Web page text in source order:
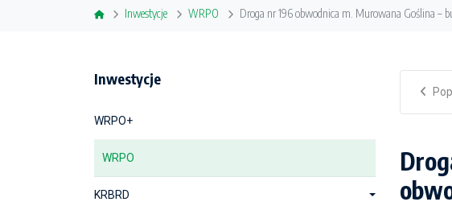
Inwestycje WRPO Droga nr 196 obwodnica m. Murowana Goślina –
Inwestycje
WRPO+
WRPO
KRBRD